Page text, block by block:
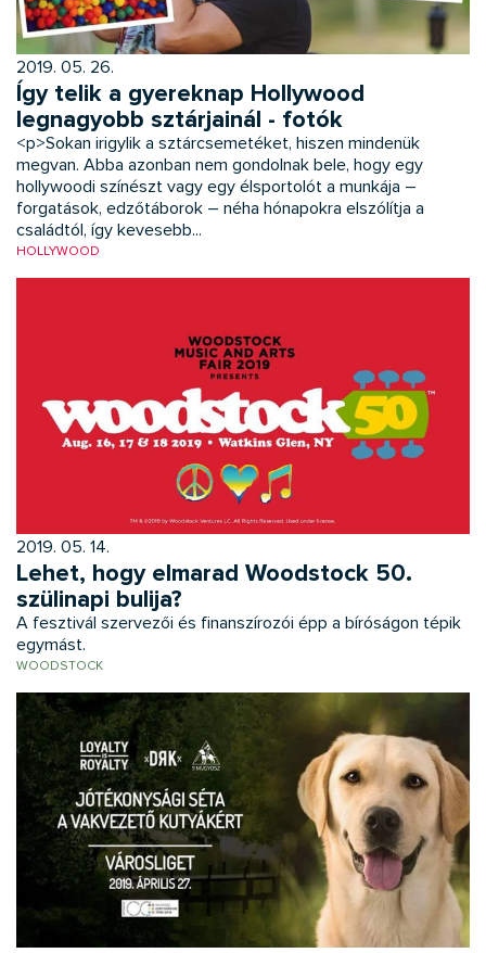
2019. 05. 26.
Így telik a gyereknap Hollywood
legnagyobb sztárjainál - fotók
<p>Sokan irigylik a sztárcsemetéket, hiszen mindenük
megvan. Abba azonban nem gondolnak bele, hogy egy
hollywoodi színészt vagy egy élsportolót a munkája –
forgatások, edzőtáborok – néha hónapokra elszólítja a
családtól, így kevesebb...
HOLLYWOOD
2019. 05. 14.
Lehet, hogy elmarad Woodstock 50.
szülinapi bulija?
A fesztivál szervezői és finanszírozói épp a bíróságon tépik
egymást.
WOODSTOCK